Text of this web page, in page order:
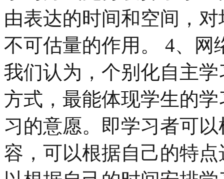
由表达的时间和空间，
不可估量的作用。 4、网
我们认为，个别化自主
方式，最能体现学生的
习的意愿。即学习者可
容，可以根据自己的特